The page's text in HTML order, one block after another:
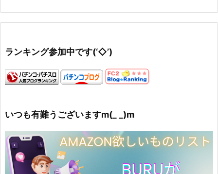
ランキング参加中です(‘◇’)ゞ
いつも有難うございますm(_ _)m